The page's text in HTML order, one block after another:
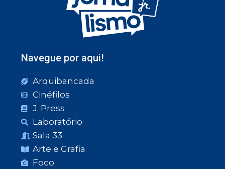
Navegue por aqui!
Arquibancada
Cinéfilos
J. Press
Laboratório
Sala 33
Arte e Grafia
Foco